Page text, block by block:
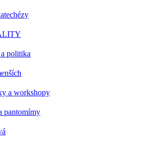
politika
a workshopy
pantomímy